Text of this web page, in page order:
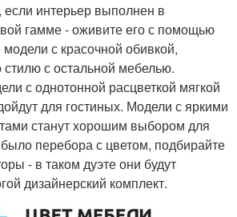
интерьер выполнен в
гамме - оживите его с помощью
с красочной обивкой,
с остальной мебелью.
с однотонной расцветкой мягкой
для гостиных. Модели с яркими
станут хорошим выбором для
перебора с цветом, подбирайте
- в таком дуэте они будут
дизайнерский комплект.